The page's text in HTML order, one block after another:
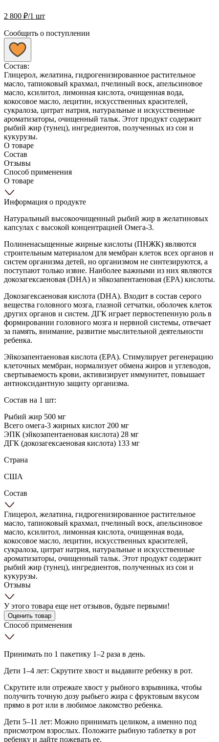
2 800 ₽/1 шт
Сообщить о поступлении
Состав:
Глицерол, желатина, гидрогенизированное растительное
масло, тапиоковый крахмал, пчелиный воск, апельсиновое
масло, ксилитол, лимонная кислота, очищенная вода,
кокосовое масло, лецитин, искусственных красителей,
сукралоза, цитрат натрия, натуральные и искусственные
ароматизаторы, очищенный тальк. Этот продукт содержит
рыбий жир (тунец), ингредиентов, полученных из сои и
кукурузы.
О товаре
Состав
Отзывы
Способ применения
О товаре
Информация о продукте
Натуральный высокоочищенный рыбий жир в желатиновых
капсулах с высокой концентрацией Омега-3.
Полиненасыщенные жирные кислоты (ПНЖК) являются
строительным материалом для мембран клеток всех органов и
систем организма детей, но организмом не синтезируются, а
поступают только извне. Наиболее важными из них являются
докозагексаеновая (DHA) и эйкозапентаеновая (EPA) кислоты.
Докозагексаеновая кислота (DHA). Входит в состав серого
вещества головного мозга, глазной сетчатки, оболочек клеток
других органов и систем. ДГК играет первостепенную роль в
формировании головного мозга и нервной системы, отвечает
за память, внимание, развитие мыслительной деятельности
ребенка.
Эйкозапентаеновая кислота (EPA). Стимулирует регенерацию
клеточных мембран, нормализует обмена жиров и углеводов,
свертываемость крови, активизирует иммунитет, повышает
антиоксидантную защиту организма.
Состав на 1 шт:
Рыбий жир 500 мг
Всего омега-3 жирных кислот 200 мг
ЭПК (эйкозапентаеновая кислота) 28 мг
ДГК (докозагексаеновая кислота) 133 мг
Страна
США
Состав
Глицерол, желатина, гидрогенизированное растительное
масло, тапиоковый крахмал, пчелиный воск, апельсиновое
масло, ксилитол, лимонная кислота, очищенная вода,
кокосовое масло, лецитин, искусственных красителей,
сукралоза, цитрат натрия, натуральные и искусственные
ароматизаторы, очищенный тальк. Этот продукт содержит
рыбий жир (тунец), ингредиентов, полученных из сои и
кукурузы.
Отзывы
У этого товара еще нет отзывов, будьте первыми!
Оценить товар
Способ применения
Принимать по 1 пакетику 1–2 раза в день.
Дети 1–4 лет: Скрутите хвост и выдавите ребенку в рот.
Скрутите или отрежьте хвост у рыбного взрывника, чтобы
получить точную дозу рыбьего жира с фруктовым вкусом
прямо в рот или в любимое лакомство ребенка.
Дети 5–11 лет: Можно принимать целиком, а именно под
присмотром взрослых. Положите рыбную таблетку в рот
ребенку и дайте пожевать ее.